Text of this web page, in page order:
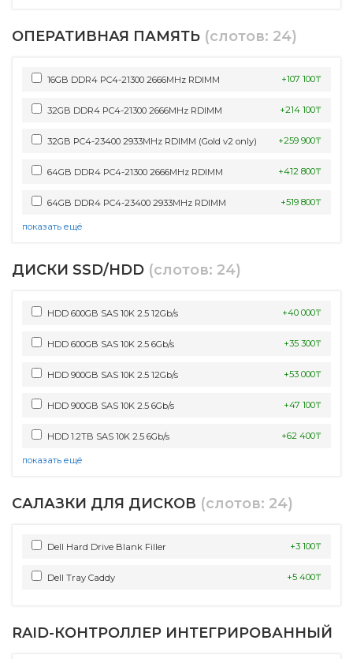
ОПЕРАТИВНАЯ ПАМЯТЬ (слотов: 24)
16GB DDR4 PC4-21300 2666MHz RDIMM +107 100₸
32GB DDR4 PC4-21300 2666MHz RDIMM +214 100₸
32GB PC4-23400 2933MHz RDIMM (Gold v2 only) +259 900₸
64GB DDR4 PC4-21300 2666MHz RDIMM +412 800₸
64GB DDR4 PC4-23400 2933MHz RDIMM +519 800₸
показать ещё
ДИСКИ SSD/HDD (слотов: 24)
HDD 600GB SAS 10K 2.5 12Gb/s +40 000₸
HDD 600GB SAS 10K 2.5 6Gb/s +35 300₸
HDD 900GB SAS 10K 2.5 12Gb/s +53 000₸
HDD 900GB SAS 10K 2.5 6Gb/s +47 100₸
HDD 1.2TB SAS 10K 2.5 6Gb/s +62 400₸
показать ещё
САЛАЗКИ ДЛЯ ДИСКОВ (слотов: 24)
Dell Hard Drive Blank Filler +3 100₸
Dell Tray Caddy +5 400₸
RAID-КОНТРОЛЛЕР ИНТЕГРИРОВАННЫЙ